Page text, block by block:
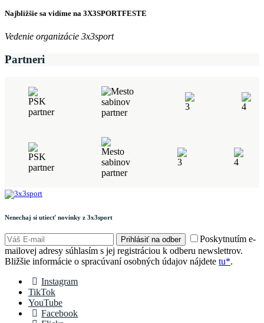
Najbližšie sa vidíme na 3X3SPORTFESTE
Vedenie organizácie 3x3sport
Partneri
Nenechaj si utiecť novinky z 3x3sport
Prihlásiť na odber
Poskytnutím e-
mailovej adresy súhlasím s jej registráciou k odberu newslettrov.
Bližšie informácie o spracúvaní osobných údajov nájdete tu*.
Instagram
TikTok
YouTube
Facebook